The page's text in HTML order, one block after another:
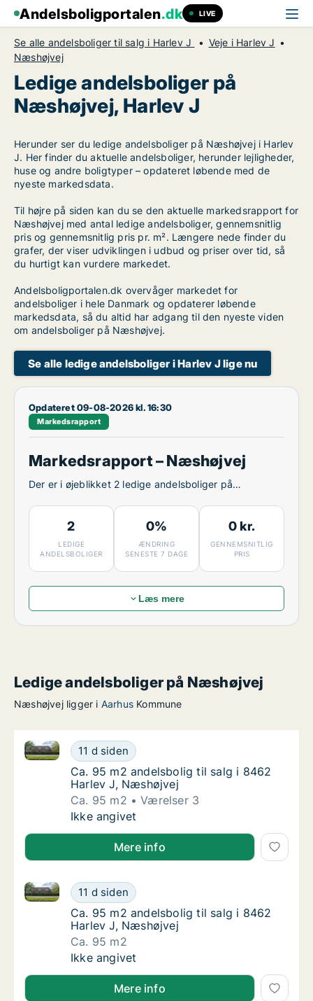
Andelsboligportalen.dk LIVE
Se alle andelsboliger til salg i Harlev J
Veje i Harlev J
Næshøjvej
Ledige andelsboliger på
Næshøjvej, Harlev J
Herunder ser du ledige andelsboliger på Næshøjvej i Harlev
J. Her finder du aktuelle andelsboliger, herunder lejligheder,
huse og andre boligtyper – opdateret løbende med de
nyeste markedsdata.
Til højre på siden kan du se den aktuelle markedsrapport for
Næshøjvej med antal ledige andelsboliger, gennemsnitlig
pris og gennemsnitlig pris pr. m². Længere nede finder du
grafer, der viser udviklingen i udbud og priser over tid, så
du hurtigt kan vurdere markedet.
Andelsboligportalen.dk overvåger markedet for
andelsboliger i hele Danmark og opdaterer løbende
markedsdata, så du altid har adgang til den nyeste viden
om andelsboliger på Næshøjvej.
Se alle ledige andelsboliger i Harlev J lige nu
Opdateret 09-08-2026 kl. 16:30
Markedsrapport
Markedsrapport – Næshøjvej
Der er i øjeblikket 2 ledige andelsboliger på
2
LEDIGE
ANDELSBOLIGER
0%
ÆNDRING
SENESTE 7 DAGE
0 kr.
GENNEMSNITLIG
PRIS
Læs mere
Ledige andelsboliger på Næshøjvej
Næshøjvej ligger i Aarhus Kommune
Ca. 95 m2 andelsbolig til salg i 8462
11 d siden
Ca. 95 m2 andelsbolig til salg i 8462 Harlev J,
Ca. 95 m2 andelsbolig til salg i 8462
Ca. 95 m2 andelsbolig til salg i 8462
Harlev J, Næshøjvej
Ca. 95 m2
Værelser 3
Ca. 95 m2 andelsbolig til salg i 8462
Ikke angivet
Mere info
Ca. 95 m2 andelsbolig til salg i 8462
11 d siden
Ca. 95 m2 andelsbolig til salg i 8462 Harlev J,
Ca. 95 m2 andelsbolig til salg i 8462
Ca. 95 m2 andelsbolig til salg i 8462
Harlev J, Næshøjvej
Ca. 95 m2
Ca. 95 m2 andelsbolig til salg i 8462
Ikke angivet
Mere info